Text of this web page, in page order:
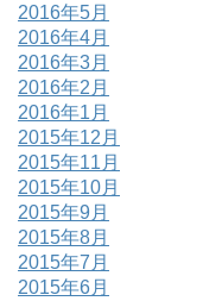
2016年5月
2016年4月
2016年3月
2016年2月
2016年1月
2015年12月
2015年11月
2015年10月
2015年9月
2015年8月
2015年7月
2015年6月